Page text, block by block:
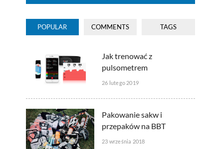
o
POPULAR COMMENTS TAGS
Jak trenować z
pulsometrem
26 lutego 2019
Pakowanie sakw i
przepaków na BBT
23 września 2018